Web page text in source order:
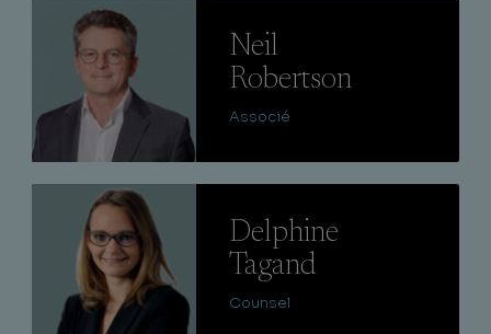
Neil
Robertson
Associé
Delphine
Tagand
Counsel